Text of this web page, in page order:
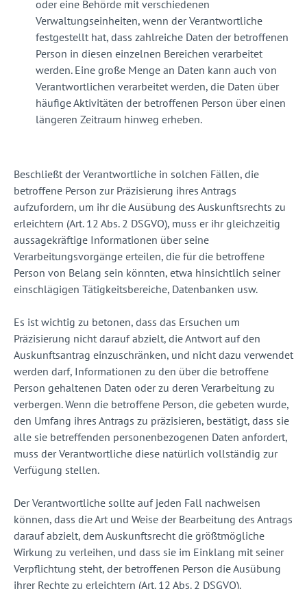
oder eine Behörde mit verschiedenen
Verwaltungseinheiten, wenn der Verantwortliche
festgestellt hat, dass zahlreiche Daten der betroffenen
Person in diesen einzelnen Bereichen verarbeitet
werden. Eine große Menge an Daten kann auch von
Verantwortlichen verarbeitet werden, die Daten über
häufige Aktivitäten der betroffenen Person über einen
längeren Zeitraum hinweg erheben.
Beschließt der Verantwortliche in solchen Fällen, die
betroffene Person zur Präzisierung ihres Antrags
aufzufordern, um ihr die Ausübung des Auskunftsrechts zu
erleichtern (Art. 12 Abs. 2 DSGVO), muss er ihr gleichzeitig
aussagekräftige Informationen über seine
Verarbeitungsvorgänge erteilen, die für die betroffene
Person von Belang sein könnten, etwa hinsichtlich seiner
einschlägigen Tätigkeitsbereiche, Datenbanken usw.
Es ist wichtig zu betonen, dass das Ersuchen um
Präzisierung nicht darauf abzielt, die Antwort auf den
Auskunftsantrag einzuschränken, und nicht dazu verwendet
werden darf, Informationen zu den über die betroffene
Person gehaltenen Daten oder zu deren Verarbeitung zu
verbergen. Wenn die betroffene Person, die gebeten wurde,
den Umfang ihres Antrags zu präzisieren, bestätigt, dass sie
alle sie betreffenden personenbezogenen Daten anfordert,
muss der Verantwortliche diese natürlich vollständig zur
Verfügung stellen.
Der Verantwortliche sollte auf jeden Fall nachweisen
können, dass die Art und Weise der Bearbeitung des Antrags
darauf abzielt, dem Auskunftsrecht die größtmögliche
Wirkung zu verleihen, und dass sie im Einklang mit seiner
Verpflichtung steht, der betroffenen Person die Ausübung
ihrer Rechte zu erleichtern (Art. 12 Abs. 2 DSGVO).